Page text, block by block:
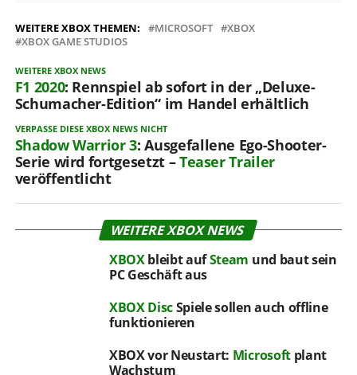
WEITERE XBOX THEMEN: MICROSOFT
XBOX
XBOX GAME STUDIOS
WEITERE XBOX NEWS
F1 2020: Rennspiel ab sofort in der „Deluxe-
Schumacher-Edition“ im Handel erhältlich
VERPASSE DIESE XBOX NEWS NICHT
Shadow Warrior 3: Ausgefallene Ego-Shooter-
Serie wird fortgesetzt –TeaserTrailer
veröffentlicht
WEITERE XBOX NEWS
XBOXbleibt aufSteam und baut sein
PC Geschäft aus
XBOX DiscSpiele sollen auch offline
funktionieren
XBOX vor Neustart: Microsoftplant
Wachstum